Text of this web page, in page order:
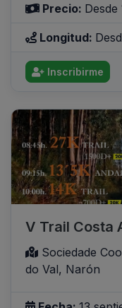
Precio: Desde
Longitud:
Inscribirme
V Trail Costa
Sociedade
do Val, Narón